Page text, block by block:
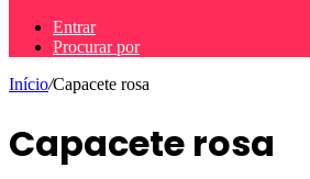
Entrar
Procurar por
Início/Capacete rosa
Capacete rosa